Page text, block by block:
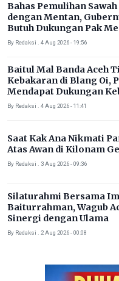
Bahas Pemulihan
dengan Mentan,
Butuh Dukungan Pak
By Redaksi . 4 Aug 2026 - 19:56
Baitul Mal Banda Aceh
Kebakaran di Blang Oi,
Mendapat Dukungan
By Redaksi . 4 Aug 2026 - 11:41
Saat Kak Ana Nikmati
Atas Awan di Kilonam
By Redaksi . 3 Aug 2026 - 09:36
Silaturahmi Bersama
Baiturrahman, Wagub
Sinergi dengan Ulama
By Redaksi . 2 Aug 2026 - 00:08